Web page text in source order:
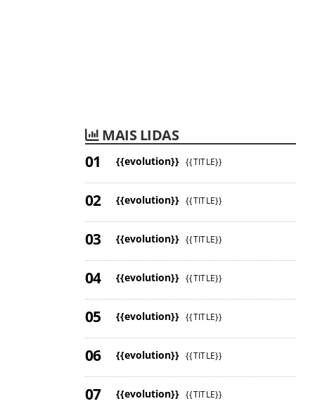
MAIS LIDAS
{{evolution}} {{TITLE}}
{{evolution}} {{TITLE}}
{{evolution}} {{TITLE}}
{{evolution}} {{TITLE}}
{{evolution}} {{TITLE}}
{{evolution}} {{TITLE}}
{{evolution}} {{TITLE}}